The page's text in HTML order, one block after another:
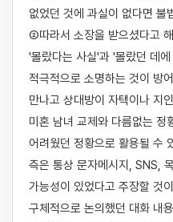
없었던 것에 과실이 없다면 불
②따라서 소장을 받으셨다고
'몰랐다는 사실'과 '몰랐던 데
적극적으로 소명하는 것이 방
만나고 상대방이 자택이나 지
미혼 남녀 교제와 다름없는 정
어려웠던 정황으로 활용될 수
측은 통상 문자메시지, SNS,
가능성이 있었다고 주장할 것
구체적으로 논의했던 대화 내